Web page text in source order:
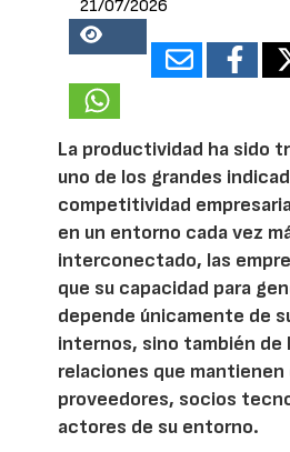
21/07/2026
17381
La productividad ha sido
uno de los grandes
competitividad
en un entorno cada vez
interconectado, las
que su capacidad para
depende únicamente de
internos, sino también de
relaciones que
proveedores, socios
actores de su entorno.